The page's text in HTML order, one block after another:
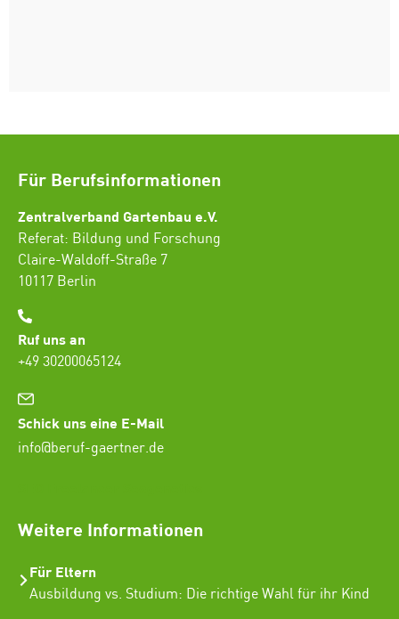
Für Berufsinformationen
Zentralverband Gartenbau e.V.
Referat: Bildung und Forschung
Claire-Waldoff-Straße 7
10117 Berlin
Ruf uns an
+49 30200065124
Schick uns eine E-Mail
info@beruf-gaertner.de
Weitere Informationen
Für Eltern
Ausbildung vs. Studium: Die richtige Wahl für ihr Kind